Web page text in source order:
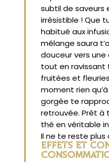
subtil de saveurs
irrésistible ! Que
habitué aux
mélange saura
douceur vers
tout en ravissant
fruitées et
moment rien
gorgée te
retrouvée. Prêt à
thé en véritable
Il ne te reste plus
EFFETS ET